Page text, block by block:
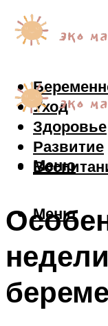
Уход
Здоровье
Развитие
Меню
Меню
недели